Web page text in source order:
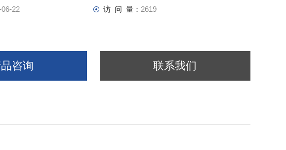
06-22 访 问 量： 2619
咨询 联系我们